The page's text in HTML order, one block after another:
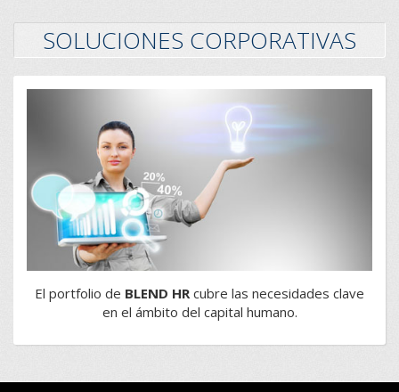
SOLUCIONES CORPORATIVAS
El portfolio de BLEND HRcubre las necesidades clave
en el ámbito del capital humano.